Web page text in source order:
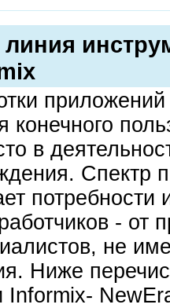
линия
в
Спектр
- от
не
Ниже
Informix-